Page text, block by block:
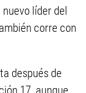
líder del
corre con
después de